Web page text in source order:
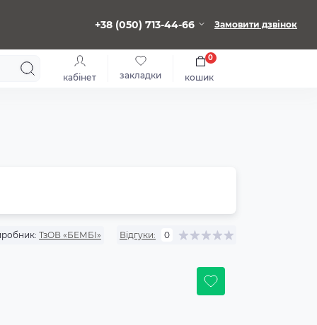
+38 (050) 713-44-66 Замовити дзвінок
кабінет закладки кошик
0
ТзОВ «БЕМБІ» Відгуки: 0